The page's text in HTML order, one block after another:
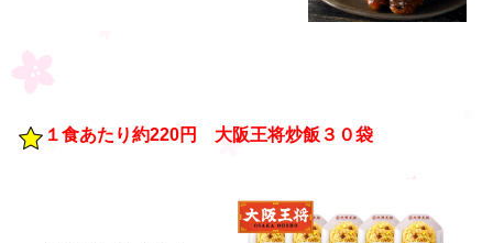
１食あたり約220円 大阪王将炒飯３０袋